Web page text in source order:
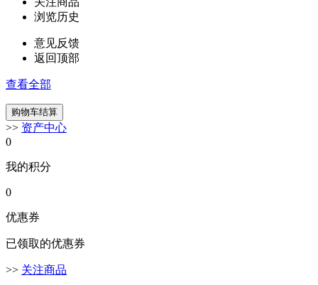
浏览历史
意见反馈
返回顶部
查看全部
>> 资产中心
0
我的积分
0
优惠券
已领取的优惠券
>> 关注商品